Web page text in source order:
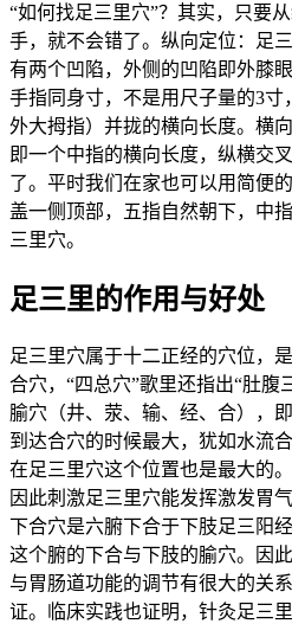
“如何找足三里穴”？其实，只要
手，就不会错了。纵向定位：足
有两个凹陷，外侧的凹陷即外膝
手指同身寸，不是用尺子量的3
外大拇指）并拢的横向长度。横
即一个中指的横向长度，纵横交
了。平时我们在家也可以用简便
盖一侧顶部，五指自然朝下，中
三里穴。
足三里的作用与好处
足三里穴属于十二正经的穴位，
合穴，“四总穴”歌里还指出“肚腹
腧穴（井、荥、输、经、合），
到达合穴的时候最大，犹如水流
在足三里穴这个位置也是最大的
因此刺激足三里穴能发挥激发胃
下合穴是六腑下合于下肢足三阳
这个腑的下合与下肢的腧穴。因
与胃肠道功能的调节有很大的关
证。临床实践也证明，针灸足三